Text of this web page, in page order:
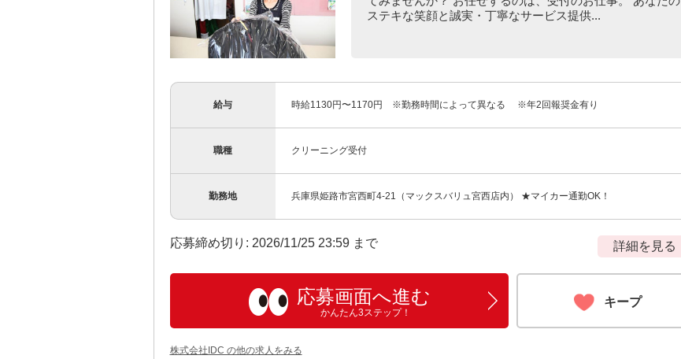
ステキな笑顔と誠実・丁寧なサービス提供...
給与 時給1130円〜1170円 ※勤務時間によって異なる ※年2回報奨金有り
職種 クリーニング受付
勤務地 兵庫県姫路市宮西町4-21（マックスバリュ宮西店内） ★マイカー通勤OK！
応募締め切り: 2026/11/25 23:59 まで 詳細を見る
応募画面へ進む
かんたん3ステップ！
キープ
株式会社IDC の他の求人をみる